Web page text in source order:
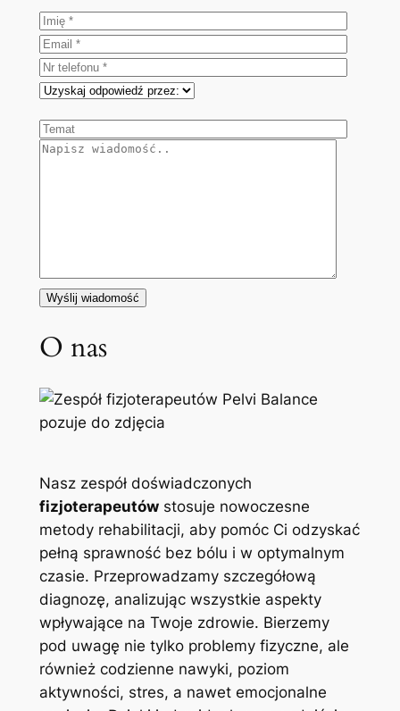
O nas
Nasz zespół doświadczonych
fizjoterapeutówstosuje nowoczesne
metody rehabilitacji, aby pomóc Ci odzyskać
pełną sprawność bez bólu i w optymalnym
czasie. Przeprowadzamy szczegółową
diagnozę, analizując wszystkie aspekty
wpływające na Twoje zdrowie. Bierzemy
pod uwagę nie tylko problemy fizyczne, ale
również codzienne nawyki, poziom
aktywności, stres, a nawet emocjonalne